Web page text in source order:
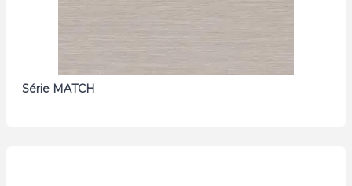
Série MATCH